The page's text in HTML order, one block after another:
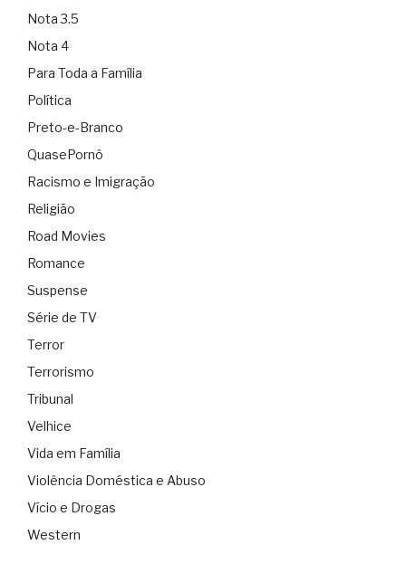
Nota 3.5
Nota 4
Para Toda a Família
Política
Preto-e-Branco
QuasePornô
Racismo e Imigração
Religião
Road Movies
Romance
Suspense
Série de TV
Terror
Terrorismo
Tribunal
Velhice
Vida em Família
Violência Doméstica e Abuso
Vício e Drogas
Western